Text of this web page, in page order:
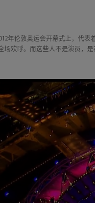
年伦敦奥运会开幕式上，代
场欢呼。而这些人不是演员，